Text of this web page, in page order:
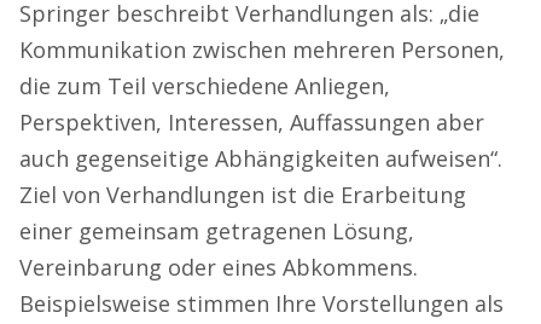
Springer beschreibt Verhandlungen als: „die
Kommunikation zwischen mehreren Personen,
die zum Teil verschiedene Anliegen,
Perspektiven, Interessen, Auffassungen aber
auch gegenseitige Abhängigkeiten aufweisen“.
Ziel von Verhandlungen ist die Erarbeitung
einer gemeinsam getragenen Lösung,
Vereinbarung oder eines Abkommens.
Beispielsweise stimmen Ihre Vorstellungen als